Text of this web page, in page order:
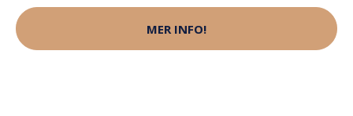
MER INFO!